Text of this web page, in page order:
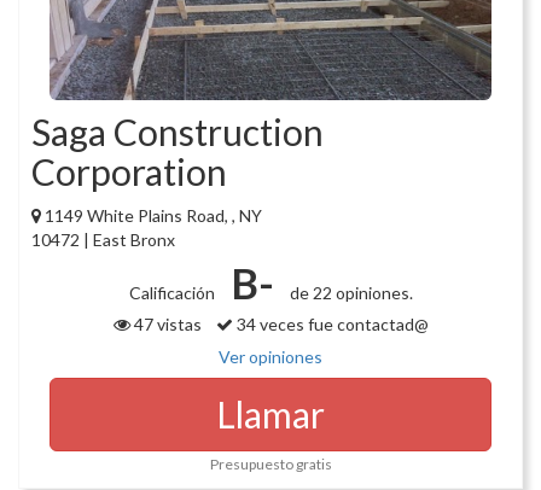
Saga Construction
Corporation
1149 White Plains Road, , NY
10472 | East Bronx
Calificación B-
de 22 opiniones.
47 vistas
34 veces fue contactad@
Ver opiniones
Llamar
Presupuesto gratis